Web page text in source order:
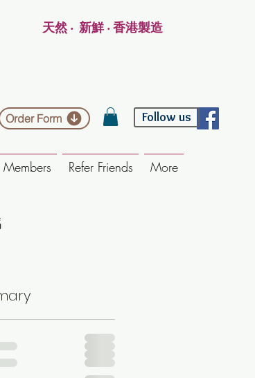
天然 ‧ 新鮮 ‧ 香港製造
Order Form Follow us
Members Refer Friends More